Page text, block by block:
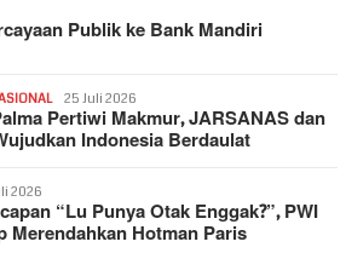
Publik ke Bank Mandiri
25 Juli 2026
Pertiwi Makmur, JARSANAS dan
Indonesia Berdaulat
2026
“Lu Punya Otak Enggak?”, PWI
Merendahkan Hotman Paris